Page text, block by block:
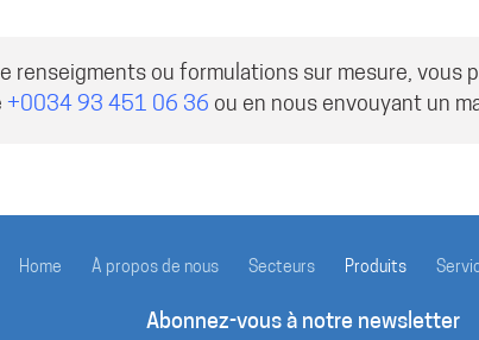
renseigments ou formulations sur mesure, vous
+0034 93 451 06 36 ou en nous envouyant un
Home À propos de nous Secteurs Produits
Abonnez-vous à notre newsletter